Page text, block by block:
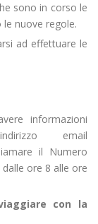
sono in corso le
nuove regole.
ad effettuare le
informazioni
email
il Numero
ore 8 alle ore
con la